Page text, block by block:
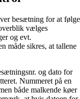
besætning for at følge
vælges
og evt.
måde sikres, at tallene
og dato for
Nummeret på en
både malkende køer